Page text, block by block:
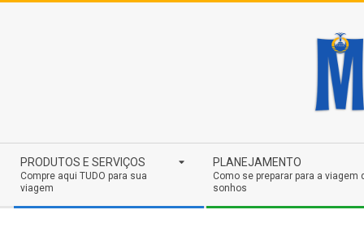
Navigation
Menu
PRODUTOS E SERVIÇOS
Compre aqui TUDO para sua
viagem
PLANEJAMENTO
Como se preparar para a viagem
sonhos